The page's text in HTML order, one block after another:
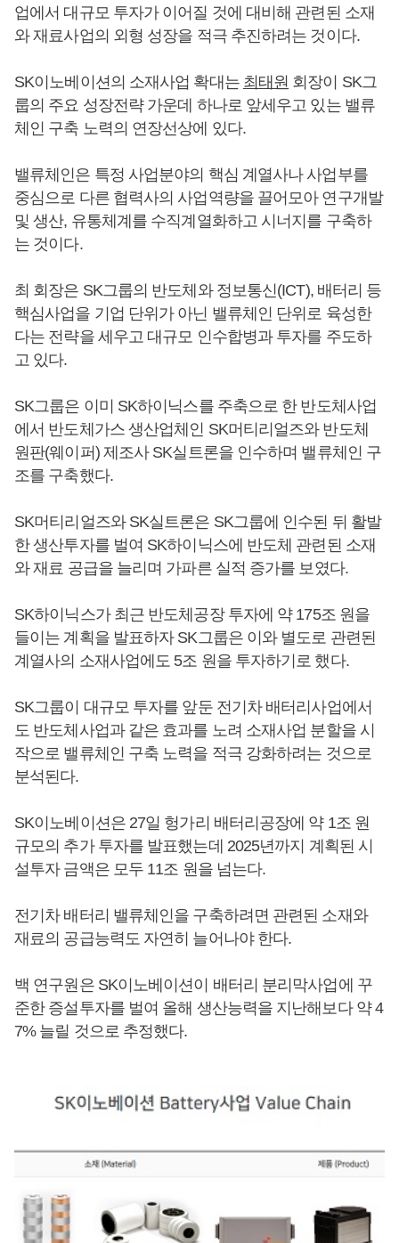
업에서 대규모 투자가 이어질 것에 대비해 관련된 소재
와 재료사업의 외형 성장을 적극 추진하려는 것이다.
SK이노베이션의 소재사업 확대는 최태원 회장이 SK그
룹의 주요 성장전략 가운데 하나로 앞세우고 있는 밸류
체인 구축 노력의 연장선상에 있다.
밸류체인은 특정 사업분야의 핵심 계열사나 사업부를
중심으로 다른 협력사의 사업역량을 끌어모아 연구개발
및 생산, 유통체계를 수직계열화하고 시너지를 구축하
는 것이다.
최 회장은 SK그룹의 반도체와 정보통신(ICT), 배터리 등
핵심사업을 기업 단위가 아닌 밸류체인 단위로 육성한
다는 전략을 세우고 대규모 인수합병과 투자를 주도하
고 있다.
SK그룹은 이미 SK하이닉스를 주축으로 한 반도체사업
에서 반도체가스 생산업체인 SK머티리얼즈와 반도체
원판(웨이퍼) 제조사 SK실트론을 인수하며 밸류체인 구
조를 구축했다.
SK머티리얼즈와 SK실트론은 SK그룹에 인수된 뒤 활발
한 생산투자를 벌여 SK하이닉스에 반도체 관련된 소재
와 재료 공급을 늘리며 가파른 실적 증가를 보였다.
SK하이닉스가 최근 반도체공장 투자에 약 175조 원을
들이는 계획을 발표하자 SK그룹은 이와 별도로 관련된
계열사의 소재사업에도 5조 원을 투자하기로 했다.
SK그룹이 대규모 투자를 앞둔 전기차 배터리사업에서
도 반도체사업과 같은 효과를 노려 소재사업 분할을 시
작으로 밸류체인 구축 노력을 적극 강화하려는 것으로
분석된다.
SK이노베이션은 27일 헝가리 배터리공장에 약 1조 원
규모의 추가 투자를 발표했는데 2025년까지 계획된 시
설투자 금액은 모두 11조 원을 넘는다.
전기차 배터리 밸류체인을 구축하려면 관련된 소재와
재료의 공급능력도 자연히 늘어나야 한다.
백 연구원은 SK이노베이션이 배터리 분리막사업에 꾸
준한 증설투자를 벌여 올해 생산능력을 지난해보다 약 4
7% 늘릴 것으로 추정했다.